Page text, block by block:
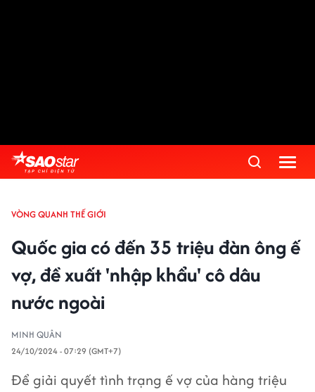
VÒNG QUANH THẾ GIỚI
Quốc gia có đến 35 triệu đàn ông ế
vợ, đề xuất 'nhập khẩu' cô dâu
nước ngoài
MINH QUÂN
24/10/2024 - 07:29 (GMT+7)
Để giải quyết tình trạng ế vợ của hàng triệu